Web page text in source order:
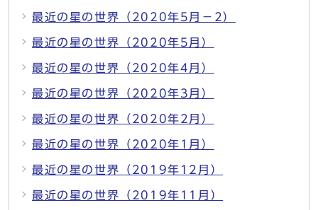
最近の星の世界（2020年5月－2）
最近の星の世界（2020年5月）
最近の星の世界（2020年4月）
最近の星の世界（2020年3月）
最近の星の世界（2020年2月）
最近の星の世界（2020年1月）
最近の星の世界（2019年12月）
最近の星の世界（2019年11月）